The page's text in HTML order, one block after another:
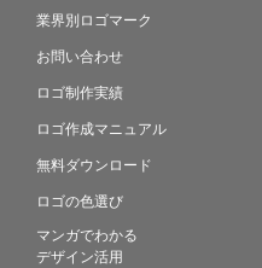
業界別ロゴマーク
お問い合わせ
ロゴ制作実績
ロゴ作成マニュアル
無料ダウンロード
ロゴの色選び
マンガでわかる
デザイン活用